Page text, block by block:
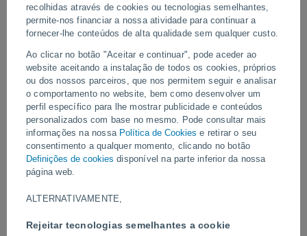
recolhidas através de cookies ou tecnologias semelhantes,
permite-nos financiar a nossa atividade para continuar a
fornecer-lhe conteúdos de alta qualidade sem qualquer custo.
Ao clicar no botão "Aceitar e continuar", pode aceder ao
website aceitando a instalação de todos os cookies, próprios
ou dos nossos parceiros, que nos permitem seguir e analisar
o comportamento no website, bem como desenvolver um
perfil específico para lhe mostrar publicidade e conteúdos
personalizados com base no mesmo. Pode consultar mais
informações na nossa Política de Cookies e retirar o seu
consentimento a qualquer momento, clicando no botão
Definições de cookies disponível na parte inferior da nossa
página web.
ALTERNATIVAMENTE,
Rejeitar tecnologias semelhantes a cookie
Iminente subida acentuada da
temperatura no Norte de Portugal
Anticiclone e massa de ar quente e seco provocam subida
generalizada das temperaturas máximas nesta quinta-feira, 11 de
junho, sendo mais acentuada na Região Norte e litoral Centro de
Portugal continental, com aumentos até 8 ºC face ao dia de hoje.
Vídeos